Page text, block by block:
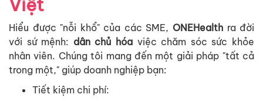
Việt
Hiểu được "nỗi khổ" của các SME, ONEHealth ra đời
với sứ mệnh: dân chủ hóa việc chăm sóc sức khỏe
nhân viên. Chúng tôi mang đến một giải pháp "tất cả
trong một," giúp doanh nghiệp bạn:
Tiết kiệm chi phí: